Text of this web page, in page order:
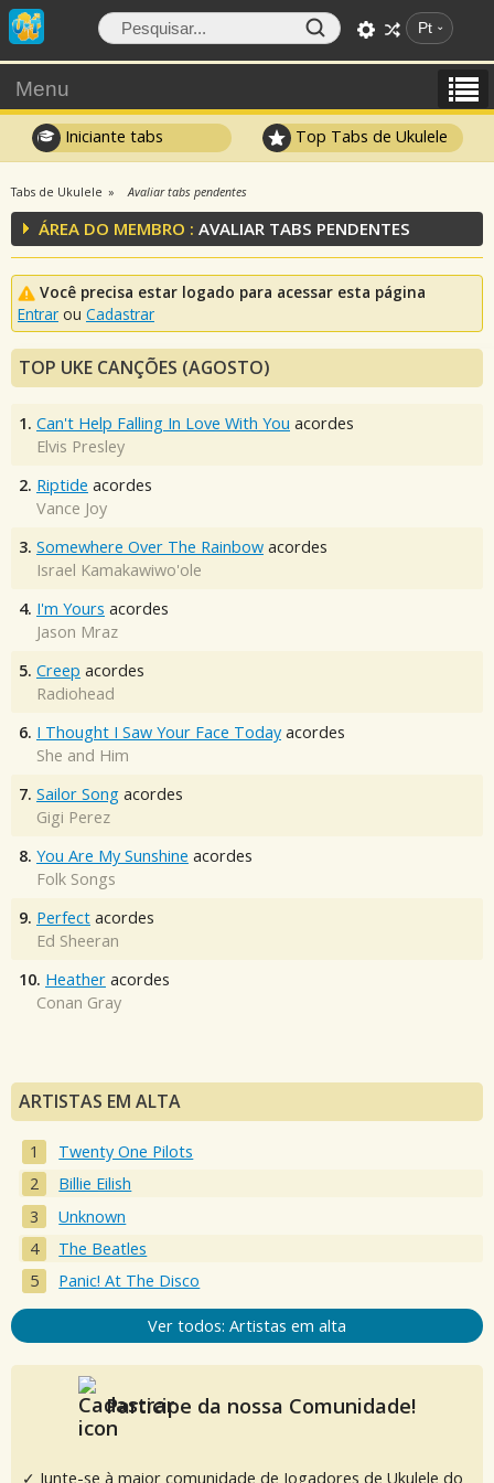
Pt
Menu
Iniciante tabs Top Tabs de Ukulele
Tabs de Ukulele Avaliar tabs pendentes
ÁREA DO MEMBRO : AVALIAR TABS PENDENTES
Você precisa estar logado para acessar esta página
Entrar ou Cadastrar
TOP UKE CANÇÕES (AGOSTO)
1. Can't Help Falling In Love With You acordes
Elvis Presley
2. Riptide acordes
Vance Joy
3. Somewhere Over The Rainbow acordes
Israel Kamakawiwo'ole
4. I'm Yours acordes
Jason Mraz
5. Creep acordes
Radiohead
6. I Thought I Saw Your Face Today acordes
She and Him
7. Sailor Song acordes
Gigi Perez
8. You Are My Sunshine acordes
Folk Songs
9. Perfect acordes
Ed Sheeran
10. Heather acordes
Conan Gray
ARTISTAS EM ALTA
Twenty One Pilots
Billie Eilish
Unknown
The Beatles
Panic! At The Disco
Ver todos: Artistas em alta
Participe da nossa Comunidade!
✓ Junte-se à maior comunidade de Jogadores de Ukulele do